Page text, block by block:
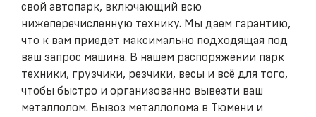
свой автопарк, включающий всю
нижеперечисленную технику. Мы даем гарантию,
что к вам приедет максимально подходящая под
ваш запрос машина. В нашем распоряжении парк
техники, грузчики, резчики, весы и всё для того,
чтобы быстро и организованно вывезти ваш
металлолом. Вывоз металлолома в Тюмени и